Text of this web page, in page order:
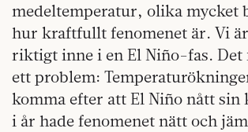
medeltemperatur, olika mycket
hur kraftfullt fenomenet är. Vi
riktigt inne i en El Niño-fas. Det
ett problem:
komma efter att El Niño nått sin
i år hade fenomenet nätt och